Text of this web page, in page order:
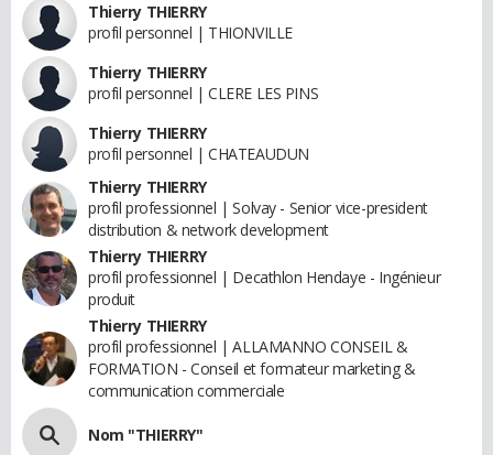
Thierry THIERRY
profil personnel | THIONVILLE
Thierry THIERRY
profil personnel | CLERE LES PINS
Thierry THIERRY
profil personnel | CHATEAUDUN
Thierry THIERRY
profil professionnel | Solvay - Senior vice-president
distribution & network development
Thierry THIERRY
profil professionnel | Decathlon Hendaye - Ingénieur
produit
Thierry THIERRY
profil professionnel | ALLAMANNO CONSEIL &
FORMATION - Conseil et formateur marketing &
communication commerciale
Nom "THIERRY"